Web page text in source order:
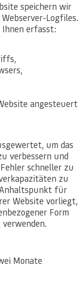
speichern wir
Logfiles.
Ihnen erfasst:
angesteuert
um das
verbessern und
schneller zu
zu
für
Website vorliegt,
Form
Monate